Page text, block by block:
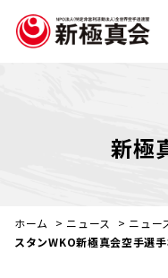
新極
ホーム > ニュース > ニュー
スタンWKO新極真会空手選